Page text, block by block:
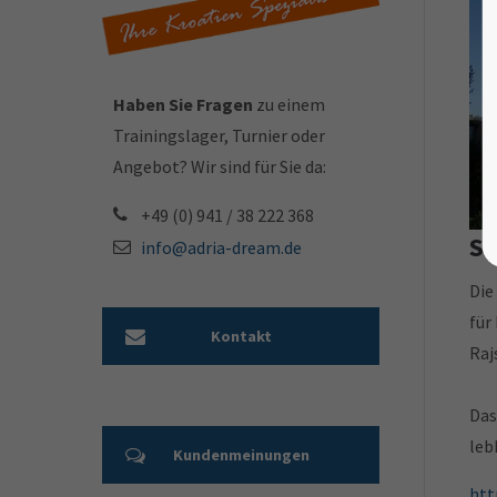
Die
für
Das
Haben Sie Fragen zu einem
Trainingslager, Turnier oder
Angebot? Wir sind für Sie da:
+49 (0) 941 / 38 222 368
info@adria-dream.de
Kontakt
Kundenmeinungen